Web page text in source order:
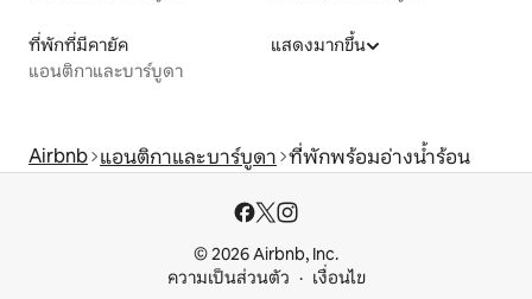
ที่พักที่มีคายัค
แอนติกาและบาร์บูดา
แสดงมากขึ้น
Airbnb แอนติกาและบาร์บูดา ที่พักพร้อมอ่างน้ำร้อน
© 2026 Airbnb, Inc.
ความเป็นส่วนตัว
เงื่อนไข